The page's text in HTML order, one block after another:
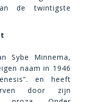
de twintigste
Sybe Minnema,
naam in 1946
en heeft
door zijn